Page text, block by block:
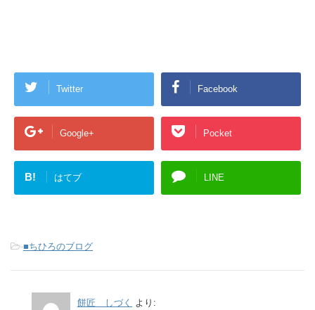
Twitter Facebook
Google+ Pocket
B! はてブ LINE
-■ちひろのブログ
餅匠 しづく より: